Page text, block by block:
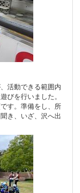
活動できる範囲内
びを行いました。
す。準備をし、所
き、いざ、沢へ出